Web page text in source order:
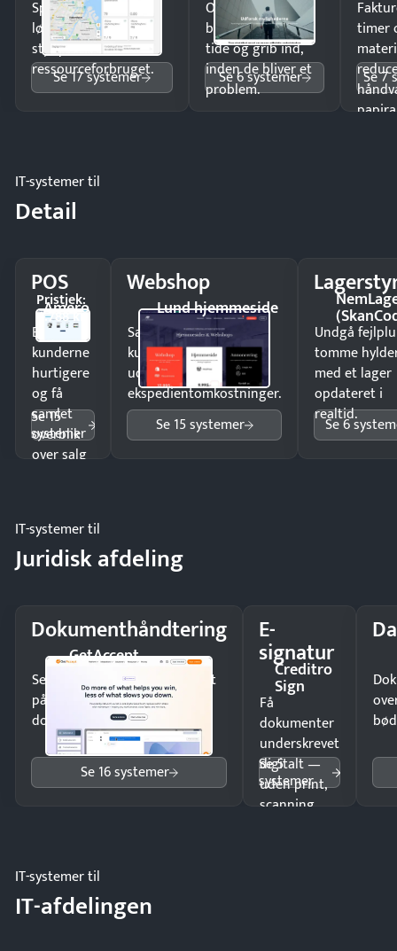
Spar tid på
lønberegning og få
styr på
ressourceforbruget.
Se 17 systemer
Opdag
budgetafvigelser i
tide og grib ind,
inden de bliver et
problem.
Se 6 systemer
timer
Se 7
IT-systemer til
Detail
POS
Amero
Pristjek:
4.788 kr
Ekspedér
kunderne
hurtigere
og få
samlet
overblik
over salg
Se 15
systemer
Webshop
Lund hjemmeside
Sælg produkter 24/7 til
kunder i hele landet
uden
ekspedientomkostninger.
Se 15 systemer
Undgå
tomme
med et lager
opdateret i
realtid.
Se 6
IT-systemer til
Juridisk afdeling
Dokumenthåndtering
GetAccept
Send kontrakter til underskrift
på minutter og mist ingen
dokumenter.
Se 16 systemer
E-
signatur
Creditro
Sign
Få
dokumenter
underskrevet
digitalt —
uden print,
scanning
Se 5
systemer
IT-systemer til
IT-afdelingen